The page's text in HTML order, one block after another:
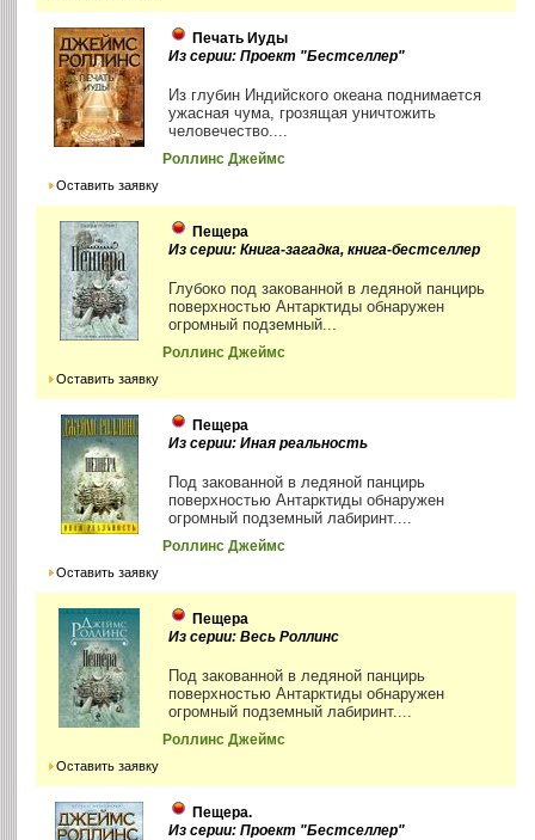
Печать Иуды
Из серии: Проект "Бестселлер"
Из глубин Индийского океана поднимается
ужасная чума, грозящая уничтожить
человечество....
Роллинс Джеймс
Оставить заявку
Пещера
Из серии: Книга-загадка, книга-бестселлер
Глубоко под закованной в ледяной панцирь
поверхностью Антарктиды обнаружен
огромный подземный...
Роллинс Джеймс
Оставить заявку
Пещера
Из серии: Иная реальность
Под закованной в ледяной панцирь
поверхностью Антарктиды обнаружен
огромный подземный лабиринт....
Роллинс Джеймс
Оставить заявку
Пещера
Из серии: Весь Роллинс
Под закованной в ледяной панцирь
поверхностью Антарктиды обнаружен
огромный подземный лабиринт....
Роллинс Джеймс
Оставить заявку
Пещера.
Из серии: Проект "Бестселлер"